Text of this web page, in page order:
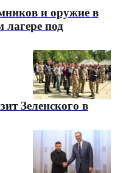
и оружие в
лагере под
Зеленского в